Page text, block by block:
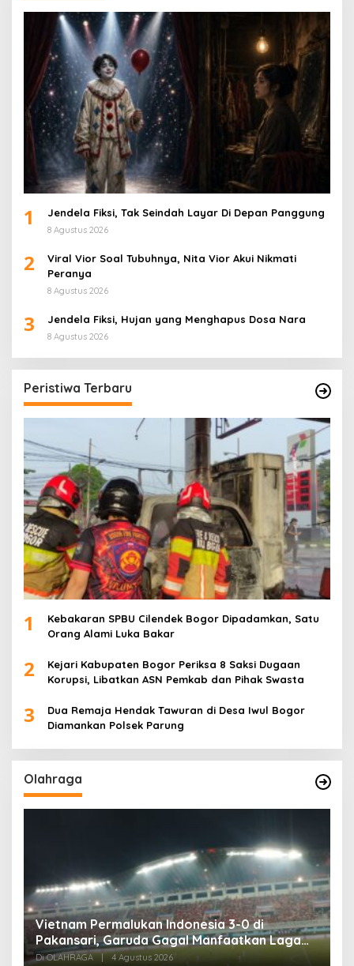
1 Jendela Fiksi, Tak Seindah Layar Di Depan Panggung
8 Agustus 2026
2
Viral Vior Soal Tubuhnya, Nita Vior Akui Nikmati
Peranya
8 Agustus 2026
3 Jendela Fiksi, Hujan yang Menghapus Dosa Nara
8 Agustus 2026
Peristiwa Terbaru
1
Kebakaran SPBU Cilendek Bogor Dipadamkan, Satu
Orang Alami Luka Bakar
2
Kejari Kabupaten Bogor Periksa 8 Saksi Dugaan
Korupsi, Libatkan ASN Pemkab dan Pihak Swasta
3
Dua Remaja Hendak Tawuran di Desa Iwul Bogor
Diamankan Polsek Parung
Olahraga
Vietnam Permalukan Indonesia 3-0 di
Pakansari, Garuda Gagal Manfaatkan Laga
Kandang
Di OLAHRAGA 4 Agustus 2026